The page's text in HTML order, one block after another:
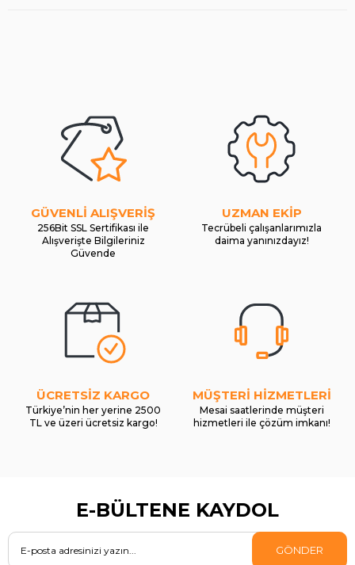
GÜVENLİ ALIŞVERİŞ
256Bit SSL Sertifikası ile
Alışverişte Bilgileriniz
Güvende
UZMAN EKİP
Tecrübeli çalışanlarımızla
daima yanınızdayız!
ÜCRETSİZ KARGO
Türkiye’nin her yerine 2500
TL ve üzeri ücretsiz kargo!
MÜŞTERİ HİZMETLERİ
Mesai saatlerinde müşteri
hizmetleri ile çözüm imkanı!
E-BÜLTENE KAYDOL
GÖNDER